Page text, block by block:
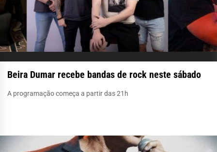
Beira Dumar recebe bandas de rock neste sábado
A programação começa a partir das 21h